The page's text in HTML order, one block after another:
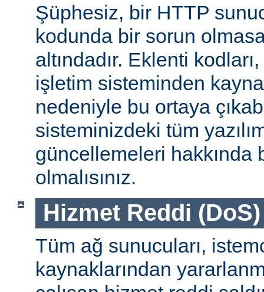
Şüphesiz, bir HTTP
kodunda bir sorun
altındadır. Eklenti
işletim sisteminden
nedeniyle bu ortaya
sisteminizdeki tüm
güncellemeleri hakkında
olmalısınız.
Hizmet Reddi (DoS)
Tüm ağ sunucuları,
kaynaklarından